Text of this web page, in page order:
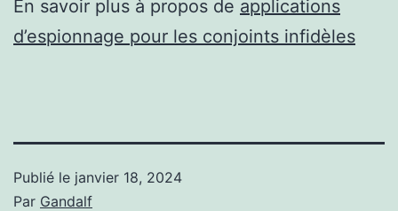
En savoir plus à propos de applications
d’espionnage pour les conjoints infidèles
Publié le janvier 18, 2024
Par Gandalf